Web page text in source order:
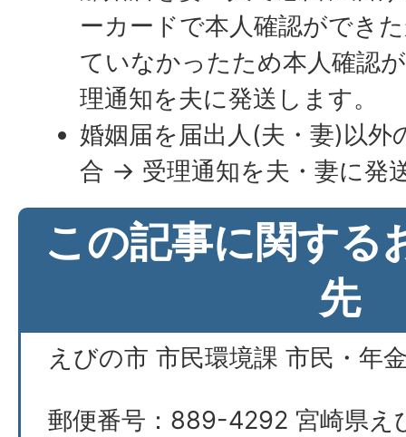
ーカードで本人確認ができ
ていなかったため本人確認
理通知を夫に発送します。
婚姻届を届出人(夫・妻)以
合 → 受理通知を夫・妻に発
この記事に関する
先
えびの市 市民環境課 市民・年
郵便番号：889-4292 宮崎県え